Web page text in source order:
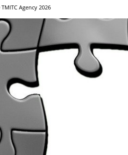
Agency 2026